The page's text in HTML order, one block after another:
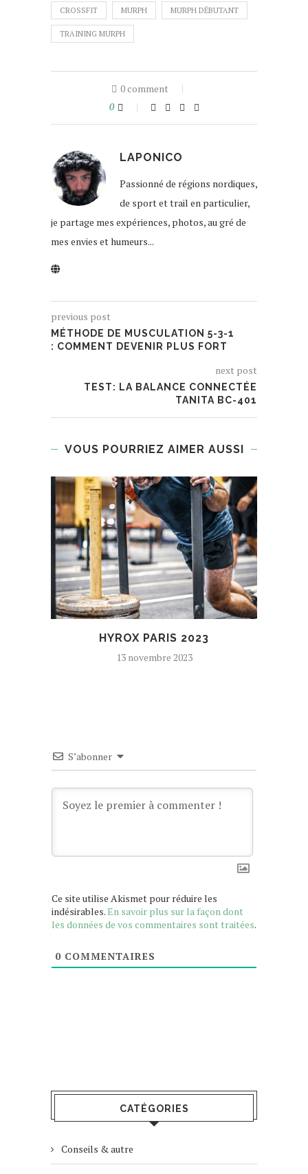
CROSSFIT MURPH MURPH DÉBUTANT
TRAINING MURPH
0 comment
0
LAPONICO
Passionné de régions nordiques,
de sport et trail en particulier,
je partage mes expériences, photos, au gré de
mes envies et humeurs...
previous post
MÉTHODE DE MUSCULATION 5-3-1
: COMMENT DEVENIR PLUS FORT
next post
TEST: LA BALANCE CONNECTÉE
TANITA BC-401
VOUS POURRIEZ AIMER AUSSI
HYROX PARIS 2023
13 novembre 2023
S’abonner
Ce site utilise Akismet pour réduire les
indésirables.En savoir plus sur la façon dont
les données de vos commentaires sont traitées.
0 COMMENTAIRES
CATÉGORIES
Conseils & autre